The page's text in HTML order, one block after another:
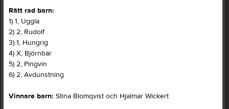
Rätt rad barn:
1) 1, Uggla
2) 2, Rudolf
3) 1, Hungrig
4) X, Björnbär
5) 2, Pingvin
6) 2, Avdunstning
Vinnare barn: Stina Blomqvist och Hjalmar Wickert